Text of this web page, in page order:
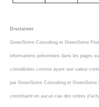
Disclaimer
GreenSome Consulting et GreenSome
informations présentées dans les pages
considérées comme ayant une valeur
par GreenSome Consulting et
constituent en aucun cas des ordres